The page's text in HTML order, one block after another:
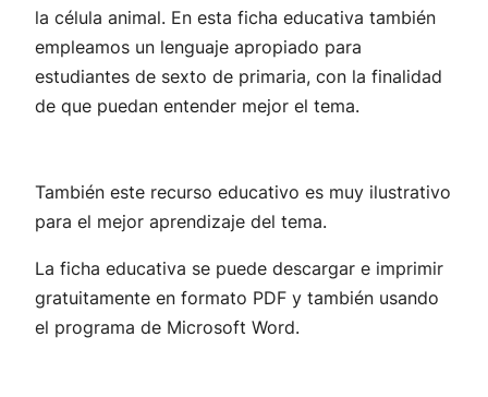
la célula animal. En esta ficha educativa también
empleamos un lenguaje apropiado para
estudiantes de sexto de primaria, con la finalidad
de que puedan entender mejor el tema.
También este recurso educativo es muy ilustrativo
para el mejor aprendizaje del tema.
La ficha educativa se puede descargar e imprimir
gratuitamente en formato PDF y también usando
el programa de Microsoft Word.